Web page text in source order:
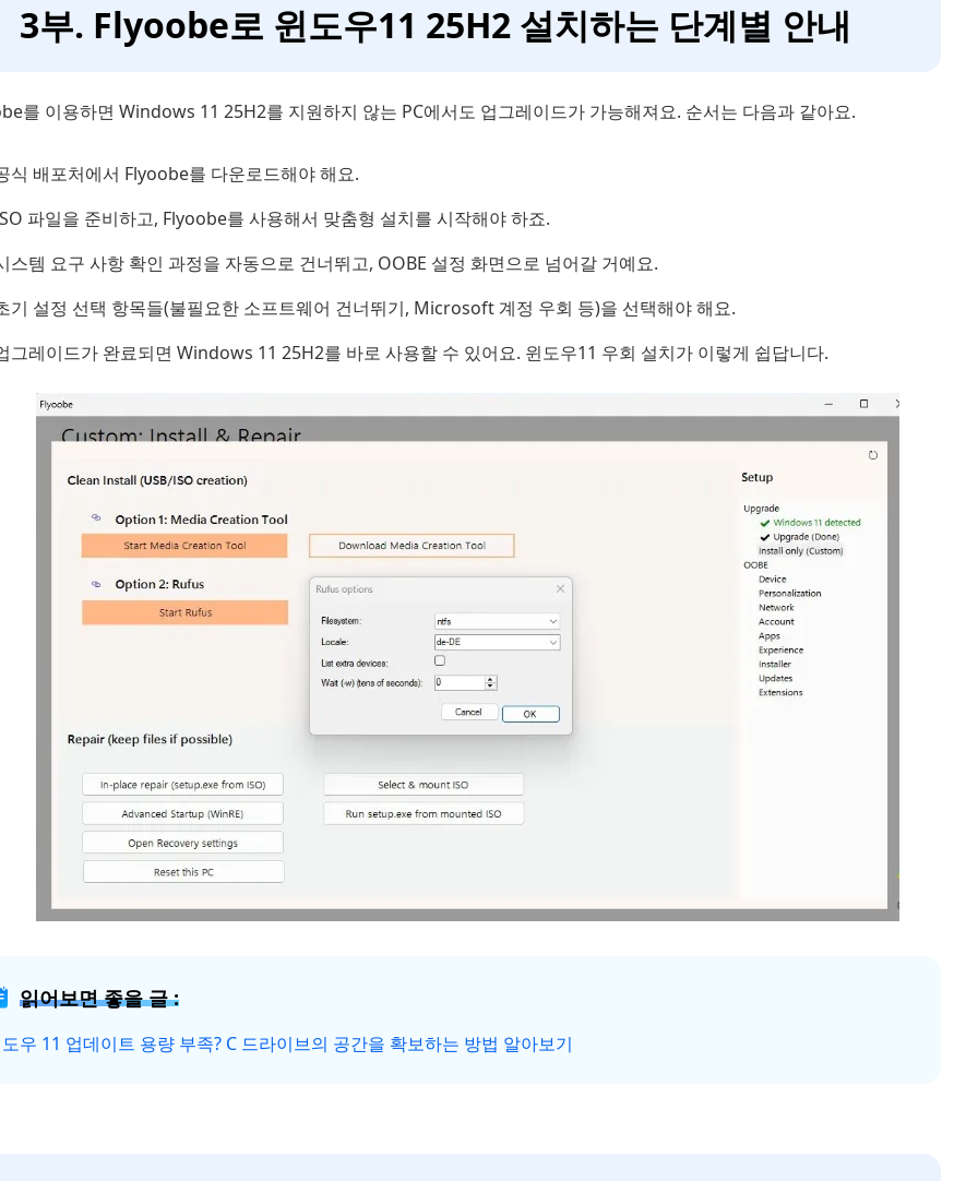
3부. Flyoobe로 윈도우11 25H2 설치하는 단계별 안내
를 이용하면 Windows 11 25H2를 지원하지 않는 PC에서도 업그레이드가 가능해져요. 순서는 다음과 같아요.
식 배포처에서 Flyoobe를 다운로드해야 해요.
파일을 준비하고, Flyoobe를 사용해서 맞춤형 설치를 시작해야 하죠.
스템 요구 사항 확인 과정을 자동으로 건너뛰고, OOBE 설정 화면으로 넘어갈 거예요.
기 설정 선택 항목들(불필요한 소프트웨어 건너뛰기, Microsoft 계정 우회 등)을 선택해야 해요.
그레이드가 완료되면 Windows 11 25H2를 바로 사용할 수 있어요. 윈도우11 우회 설치가 이렇게 쉽답니다.
읽어보면 좋을 글 :
우 11 업데이트 용량 부족? C 드라이브의 공간을 확보하는 방법 알아보기